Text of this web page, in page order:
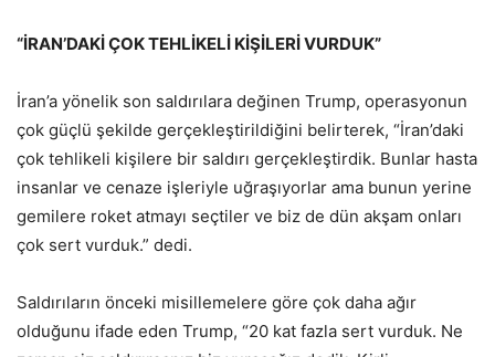
“İRAN’DAKİ ÇOK TEHLİKELİ KİŞİLERİ VURDUK”
İran’a yönelik son saldırılara değinen Trump, operasyonun
çok güçlü şekilde gerçekleştirildiğini belirterek, “İran’daki
çok tehlikeli kişilere bir saldırı gerçekleştirdik. Bunlar hasta
insanlar ve cenaze işleriyle uğraşıyorlar ama bunun yerine
gemilere roket atmayı seçtiler ve biz de dün akşam onları
çok sert vurduk.” dedi.
Saldırıların önceki misillemelere göre çok daha ağır
olduğunu ifade eden Trump, “20 kat fazla sert vurduk. Ne